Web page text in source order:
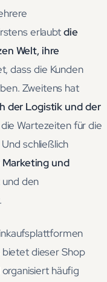
erlaubtdie
Welt, ihre
dass die Kunden
Zweitens hat
der Logistik und der
Wartezeiten für die
schließlich
und
und den
bietet dieser Shop
häufig